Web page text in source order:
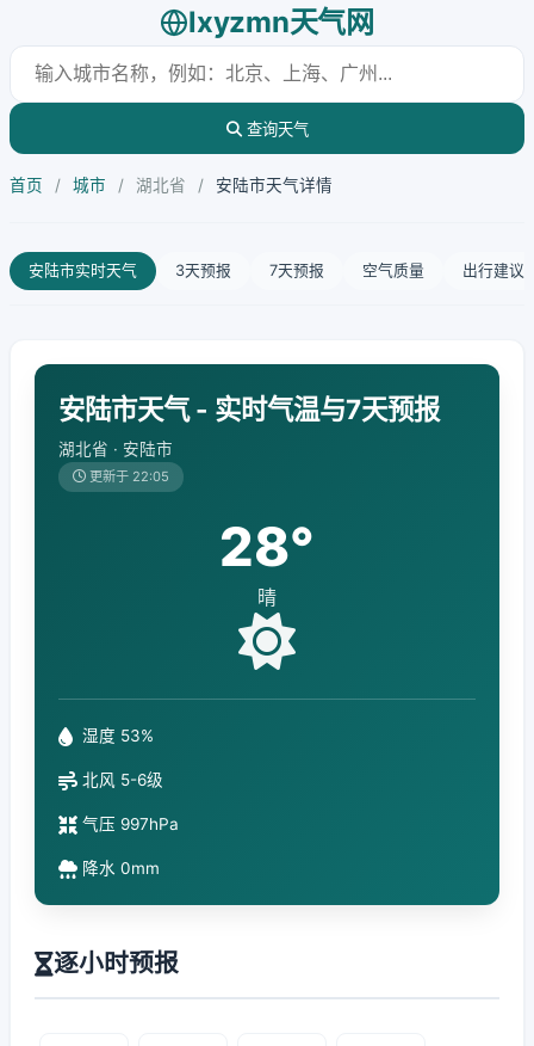
lxyzmn天气网
查询天气
首页 / 城市 / 湖北省 / 安陆市天气详情
安陆市实时天气 3天预报 7天预报 空气质量 出行建议
安陆市天气 - 实时气温与7天预报
湖北省 · 安陆市
更新于 22:05
28°
晴
湿度 53%
北风 5-6级
气压 997hPa
降水 0mm
逐小时预报